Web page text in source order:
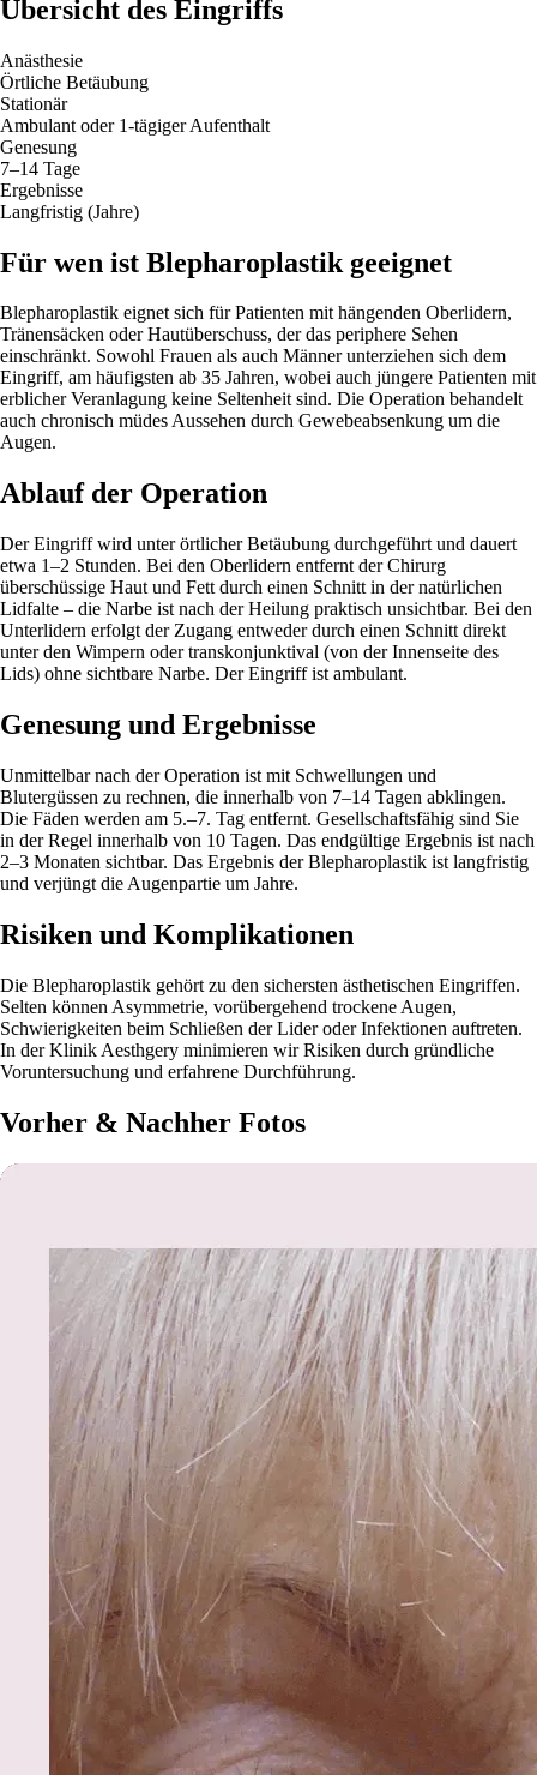
Übersicht des Eingriffs
Anästhesie
Örtliche Betäubung
Stationär
Ambulant oder 1-tägiger Aufenthalt
Genesung
7–14 Tage
Ergebnisse
Langfristig (Jahre)
Für wen ist Blepharoplastik geeignet
Blepharoplastik eignet sich für Patienten mit hängenden Oberlidern,
Tränensäcken oder Hautüberschuss, der das periphere Sehen
einschränkt. Sowohl Frauen als auch Männer unterziehen sich dem
Eingriff, am häufigsten ab 35 Jahren, wobei auch jüngere Patienten mit
erblicher Veranlagung keine Seltenheit sind. Die Operation behandelt
auch chronisch müdes Aussehen durch Gewebeabsenkung um die
Augen.
Ablauf der Operation
Der Eingriff wird unter örtlicher Betäubung durchgeführt und dauert
etwa 1–2 Stunden. Bei den Oberlidern entfernt der Chirurg
überschüssige Haut und Fett durch einen Schnitt in der natürlichen
Lidfalte – die Narbe ist nach der Heilung praktisch unsichtbar. Bei den
Unterlidern erfolgt der Zugang entweder durch einen Schnitt direkt
unter den Wimpern oder transkonjunktival (von der Innenseite des
Lids) ohne sichtbare Narbe. Der Eingriff ist ambulant.
Genesung und Ergebnisse
Unmittelbar nach der Operation ist mit Schwellungen und
Blutergüssen zu rechnen, die innerhalb von 7–14 Tagen abklingen.
Die Fäden werden am 5.–7. Tag entfernt. Gesellschaftsfähig sind Sie
in der Regel innerhalb von 10 Tagen. Das endgültige Ergebnis ist nach
2–3 Monaten sichtbar. Das Ergebnis der Blepharoplastik ist langfristig
und verjüngt die Augenpartie um Jahre.
Risiken und Komplikationen
Die Blepharoplastik gehört zu den sichersten ästhetischen Eingriffen.
Selten können Asymmetrie, vorübergehend trockene Augen,
Schwierigkeiten beim Schließen der Lider oder Infektionen auftreten.
In der Klinik Aesthgery minimieren wir Risiken durch gründliche
Voruntersuchung und erfahrene Durchführung.
Vorher & Nachher Fotos